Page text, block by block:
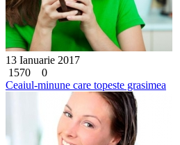
13 Ianuarie 2017
1570
0
Ceaiul-minune care topeste grasimea